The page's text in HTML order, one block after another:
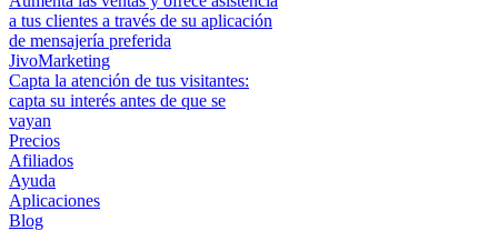
a tus clientes a través de su aplicación
de mensajería preferida
JivoMarketing
Capta la atención de tus visitantes:
capta su interés antes de que se
vayan
Precios
Afiliados
Ayuda
Aplicaciones
Blog